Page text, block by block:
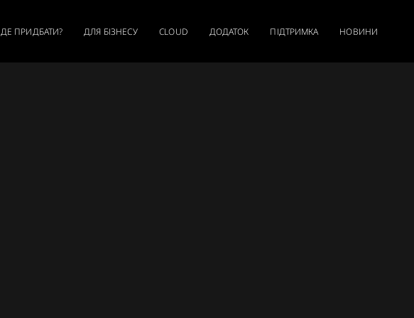
ДЕ ПРИДБАТИ? ДЛЯ БІЗНЕСУ CLOUD ДОДАТОК ПІДТРИМКА НОВИНИ